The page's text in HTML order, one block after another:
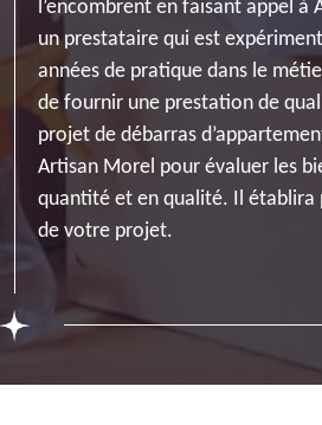
l’encombrent en faisant appel à
un prestataire qui est
années de pratique dans le
de fournir une prestation de
projet de débarras
Artisan Morel pour évaluer les
quantité et en qualité. Il établira
de votre projet.